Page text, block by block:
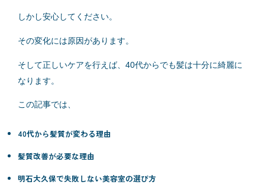
しかし安心してください。
その変化には原因があります。
そして正しいケアを行えば、40代からでも髪は十分に綺麗に
なります。
この記事では、
40代から髪質が変わる理由
髪質改善が必要な理由
明石大久保で失敗しない美容室の選び方